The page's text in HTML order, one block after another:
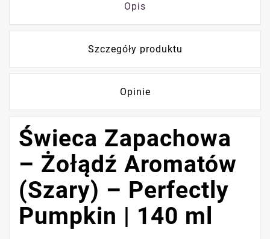
Opis
Szczegóły produktu
Opinie
Świeca Zapachowa
– Żołądź Aromatów
(Szary) – Perfectly
Pumpkin | 140 ml